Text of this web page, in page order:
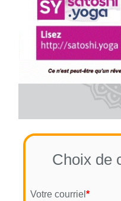
Choix de
Votre courriel *